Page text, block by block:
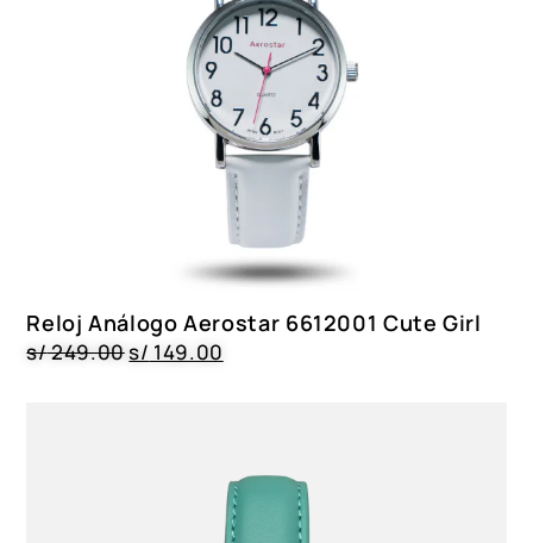
Reloj Análogo Aerostar 6612001 Cute Girl
s/249.00s/ 149.00